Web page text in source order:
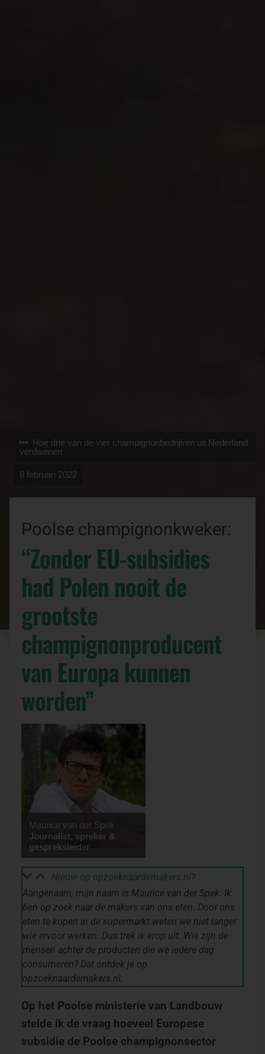
Hoe drie van de vier champignonbedrijven uit Nederland
verdwenen
8 februari 2022
Poolse champignonkweker:
“Zonder EU-subsidies
had Polen nooit de
grootste
champignonproducent
van Europa kunnen
worden”
Maurice van der Spek
Journalist, spreker &
gespreksleider
Nieuw op opzoeknaardemakers.nl?
Aangenaam, mijn naam is Maurice van der Spek. Ik
ben op zoek naar de makers van ons eten. Door ons
eten te kopen in de supermarkt weten we niet langer
wie ervoor werken. Dus trek ik erop uit. Wie zijn de
mensen achter de producten die we iedere dag
consumeren? Dat ontdek je op
opzoeknaardemakers.nl.
Op het Poolse ministerie van Landbouw
stelde ik de vraag hoeveel Europese
subsidie de Poolse champignonsector